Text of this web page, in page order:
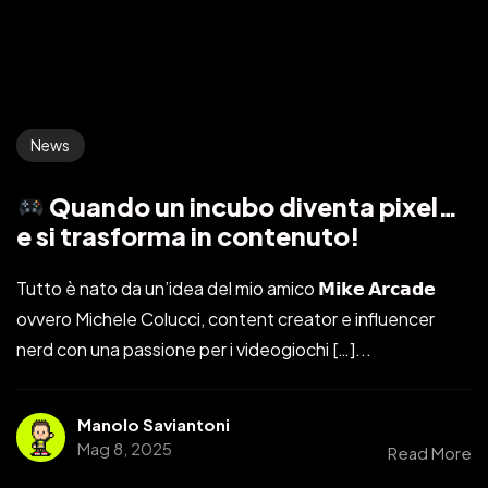
News
Quando un incubo diventa pixel…
e si trasforma in contenuto!
Tutto è nato da un’idea del mio amico 𝗠𝗶𝗸𝗲 𝗔𝗿𝗰𝗮𝗱𝗲
ovvero Michele Colucci, content creator e influencer
nerd con una passione per i videogiochi […]...
Manolo Saviantoni
Mag 8, 2025
Read More